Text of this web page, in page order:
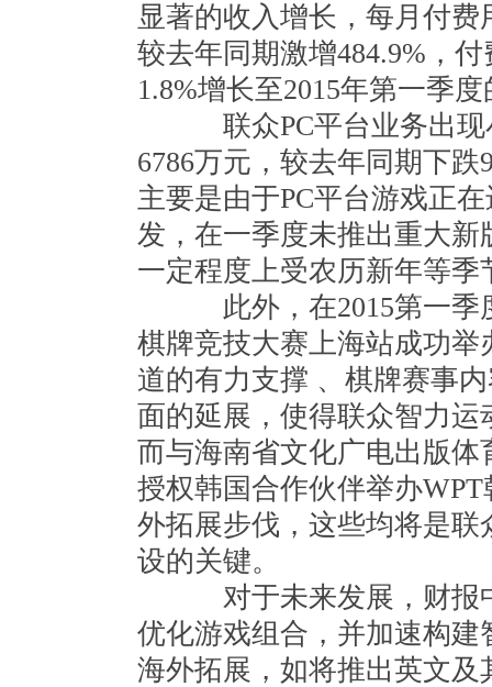
显著的收入增长，每月付费
较去年同期激增484.9%，
1.8%增长至2015年第一季度
联众PC平台业务出现
6786万元，较去年同期下
主要是由于PC平台游戏正
发，在一季度未推出重大新
一定程度上受农历新年等季
此外，在2015第一季
棋牌竞技大赛上海站成功举
道的有力支撑 、棋牌赛事
面的延展，使得联众智力运
而与海南省文化广电出版体
授权韩国合作伙伴举办
外拓展步伐，这些均将是联
设的关键。
对于未来发展，财报中
优化游戏组合，并加速构建
海外拓展，如将推出英文及